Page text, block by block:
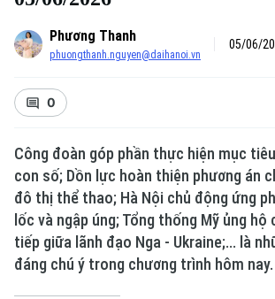
Phương Thanh
phuongthanh.nguyen@daihanoi.vn
05/06/
0
Công đoàn góp phần thực hiện mục
con số; Dồn lực hoàn thiện phương án
đô thị thể thao; Hà Nội chủ động ứng
lốc và ngập úng; Tổng thống Mỹ ủng
tiếp giữa lãnh đạo Nga - Ukraine;... là
đáng chú ý trong chương trình hôm nay.